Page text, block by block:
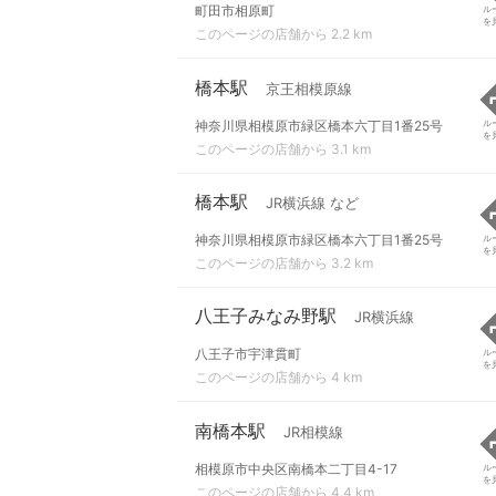
町田市相原町
このページの店舗から 2.2 km
ル
を
橋本駅 京王相模原線
神奈川県相模原市緑区橋本六丁目1番25号
このページの店舗から 3.1 km
ル
を
橋本駅 JR横浜線 など
神奈川県相模原市緑区橋本六丁目1番25号
このページの店舗から 3.2 km
ル
を
八王子みなみ野駅 JR横浜線
八王子市宇津貫町
このページの店舗から 4 km
ル
を
南橋本駅 JR相模線
相模原市中央区南橋本二丁目4-17
このページの店舗から 4.4 km
ル
を